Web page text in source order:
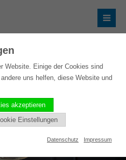
Website. Einige der Cookies sind
uns helfen, diese Website und
akzeptieren
Einstellungen
Datenschutz Impressum